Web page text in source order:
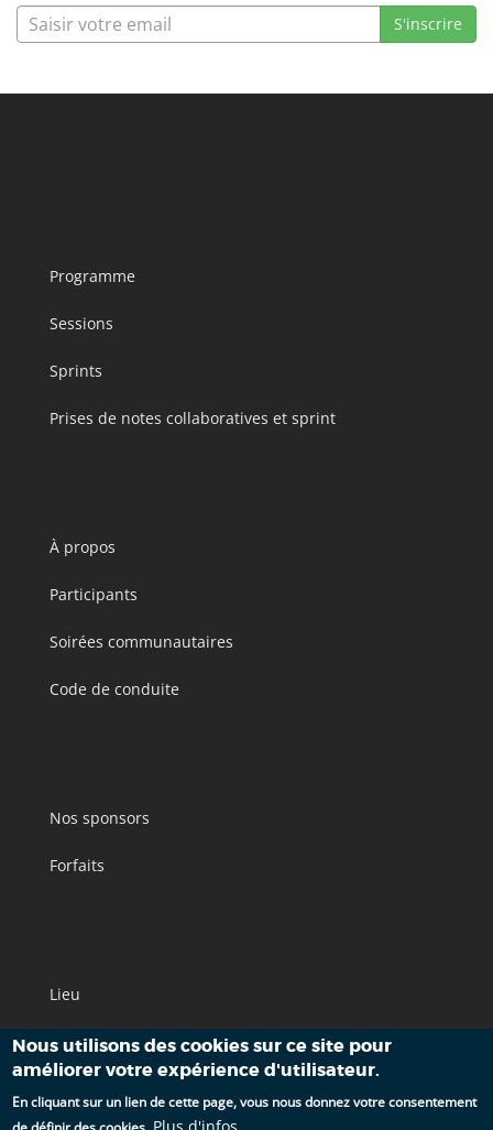
Nous utilisons des cookies sur ce site pour
améliorer votre expérience d'utilisateur.
En cliquant sur un lien de cette page, vous nous donnez votre consentement
Programme
Sessions
Sprints
Prises de notes collaboratives et sprint
À propos
Participants
Soirées communautaires
Code de conduite
Nos sponsors
Forfaits
Lieu
Accès